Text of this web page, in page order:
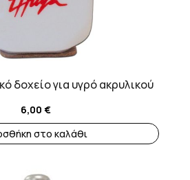
δοχείο για υγρό ακρυλικού
6,00 €
στο καλάθι